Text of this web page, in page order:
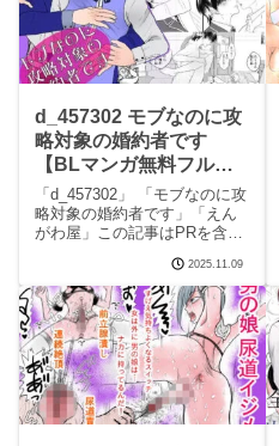
d_457302 モブなのに攻
略対象の婚約者です
【BLマンガ無料フル】
えんがわ屋
「d_457302」 「モブなのに攻
略対象の婚約者です」「えん
がわ屋」この記事はPRを含み
ロマンガです。 続きを読む
d_457302 モブなのに攻略対象
の婚約者ですの見どころシー
ンモブなのに攻略対象の婚約
者です
2025.11.09